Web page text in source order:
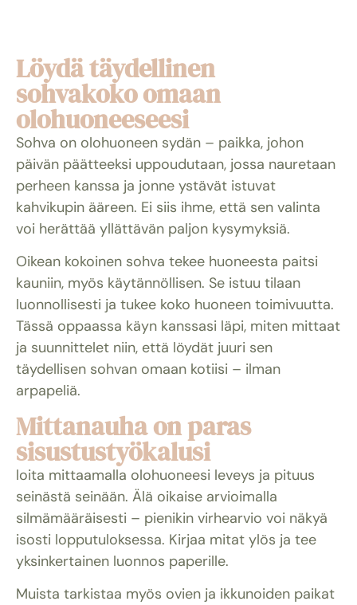
Löydä täydellinen
sohvakoko omaan
olohuoneeseesi
Sohva on olohuoneen sydän – paikka, johon
päivän päätteeksi uppoudutaan, jossa nauretaan
perheen kanssa ja jonne ystävät istuvat
kahvikupin ääreen. Ei siis ihme, että sen valinta
voi herättää yllättävän paljon kysymyksiä.
Oikean kokoinen sohva tekee huoneesta paitsi
kauniin, myös käytännöllisen. Se istuu tilaan
luonnollisesti ja tukee koko huoneen toimivuutta.
Tässä oppaassa käyn kanssasi läpi, miten mittaat
ja suunnittelet niin, että löydät juuri sen
täydellisen sohvan omaan kotiisi – ilman
arpapeliä.
Mittanauha on paras
sisustustyökalusi
loita mittaamalla olohuoneesi leveys ja pituus
seinästä seinään. Älä oikaise arvioimalla
silmämääräisesti – pienikin virhearvio voi näkyä
isosti lopputuloksessa. Kirjaa mitat ylös ja tee
yksinkertainen luonnos paperille.
Muista tarkistaa myös ovien ja ikkunoiden paikat